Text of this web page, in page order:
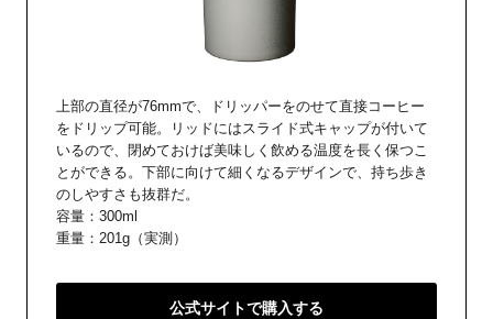
上部の直径が76mmで、ドリッパーをのせて直接コーヒー
をドリップ可能。リッドにはスライド式キャップが付いて
いるので、閉めておけば美味しく飲める温度を長く保つこ
とができる。下部に向けて細くなるデザインで、持ち歩き
のしやすさも抜群だ。
容量：300ml
重量：201g（実測）
公式サイトで購入する